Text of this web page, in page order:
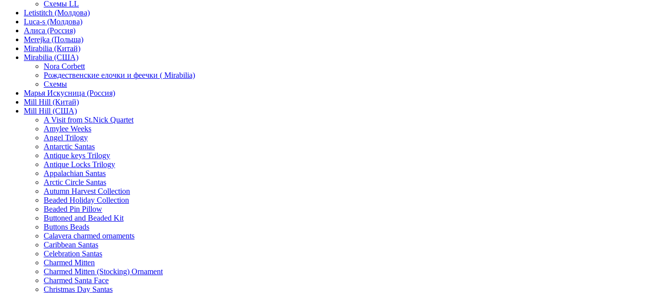
Схемы LL
Letistitch (Молдова)
Luca-s (Молдова)
Алиса (Россия)
Merejka (Польша)
Mirabilia (Китай)
Mirabilia (США)
Nora Corbett
Рождественские елочки и феечки ( Mirabilia)
Схемы
Марья Искусница (Россия)
Mill Hill (Китай)
Mill Hill (США)
A Visit from St.Nick Quartet
Amylee Weeks
Angel Trilogy
Antarctic Santas
Antique keys Trilogy
Antique Locks Trilogy
Appalachian Santas
Arctic Circle Santas
Autumn Harvest Collection
Beaded Holiday Collection
Beaded Pin Pillow
Buttoned and Beaded Kit
Buttons Beads
Calavera charmed ornaments
Caribbean Santas
Celebration Santas
Charmed Mitten
Charmed Mitten (Stocking) Ornament
Charmed Santa Face
Christmas Day Santas